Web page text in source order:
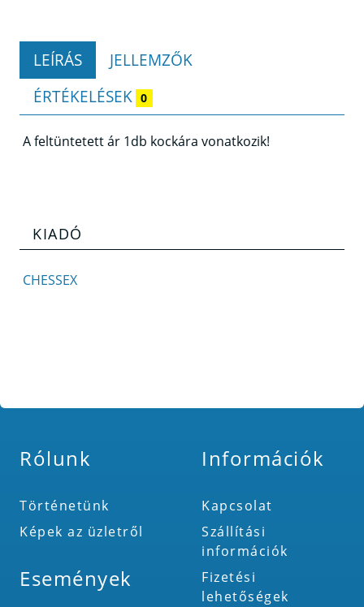
LEÍRÁS
JELLEMZŐK
ÉRTÉKELÉSEK 0
A feltüntetett ár 1db kockára vonatkozik!
KIADÓ
CHESSEX
Rólunk
Történetünk
Képek az üzletről
Események
Információk
Kapcsolat
Szállítási
információk
Fizetési
lehetőségek